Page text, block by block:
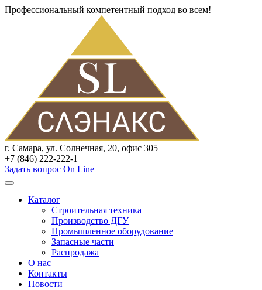
Профессиональный компетентный подход во всем!
г. Самара, ул. Солнечная, 20, офис 305
+7 (846) 222-222-1
Задать вопрос On Line
Каталог
Строительная техника
Производство ДГУ
Промышленное оборудование
Запасные части
Распродажа
О нас
Контакты
Новости